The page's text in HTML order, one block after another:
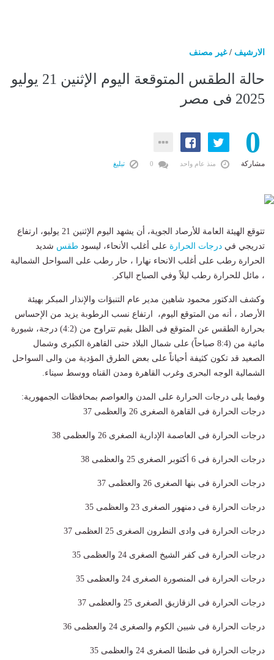
الارشيف /غير مصنف
حالة الطقس المتوقعة اليوم الإثنين 21 يوليو
2025 فى مصر
0
مشاركة منذ عام واحد تبليغ
تتوقع الهيئة العامة للأرصاد الجوية، أن يشهد اليوم الإثنين 21 يوليو، ارتفاع
تدريجي في درجات الحرارة على أغلب الأنحاء، ليسود طقس شديد
الحرارة رطب على أغلب الانحاء نهارا ، حار رطب على السواحل الشمالية
، مائل للحرارة رطب ليلاً وفي الصباح الباكر.
وكشف الدكتور محمود شاهين مدير عام التنبؤات والإنذار المبكر بهيئة
الأرصاد ، أنه من المتوقع اليوم، ارتفاع نسب الرطوبة يزيد من الإحساس
بحرارة الطقس عن المتوقع فى الظل بقيم تتراوح من (4:2) درجة، شبورة
مائية من (8:4 صباحاً) على شمال البلاد حتى القاهرة الكبرى وشمال
الصعيد قد تكون كثيفة أحياناً على بعض الطرق المؤدية من والى السواحل
الشمالية الوجه البحرى وغرب القاهرة ومدن القناه ووسط سيناء.
وفيما يلى درجات الحرارة على المدن والعواصم بمحافظات الجمهورية:
درجات الحرارة فى القاهرة الصغرى 26 والعظمى 37
درجات الحرارة فى العاصمة الإدارية الصغرى 26 والعظمى 38
درجات الحرارة فى 6 أكتوبر الصغرى 25 والعظمى 38
درجات الحرارة فى بنها الصغرى 26 والعظمى 37
درجات الحرارة فى دمنهور الصغرى 23 والعظمى 35
درجات الحرارة فى وادى النطرون الصغرى 25 العظمى 37
درجات الحرارة فى كفر الشيخ الصغرى 24 والعظمى 35
درجات الحرارة فى المنصورة الصغرى 24 والعظمى 35
درجات الحرارة فى الزقازيق الصغرى 25 والعظمى 37
درجات الحرارة فى شبين الكوم والصغرى 24 والعظمى 36
درجات الحرارة فى طنطا الصغرى 24 والعظمى 35